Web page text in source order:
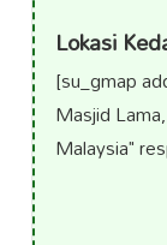
Lokasi
[su_gmap
Masjid
Malaysia"